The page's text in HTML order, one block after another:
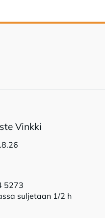
Vink­ki
5273
suljetaan 1/2 h